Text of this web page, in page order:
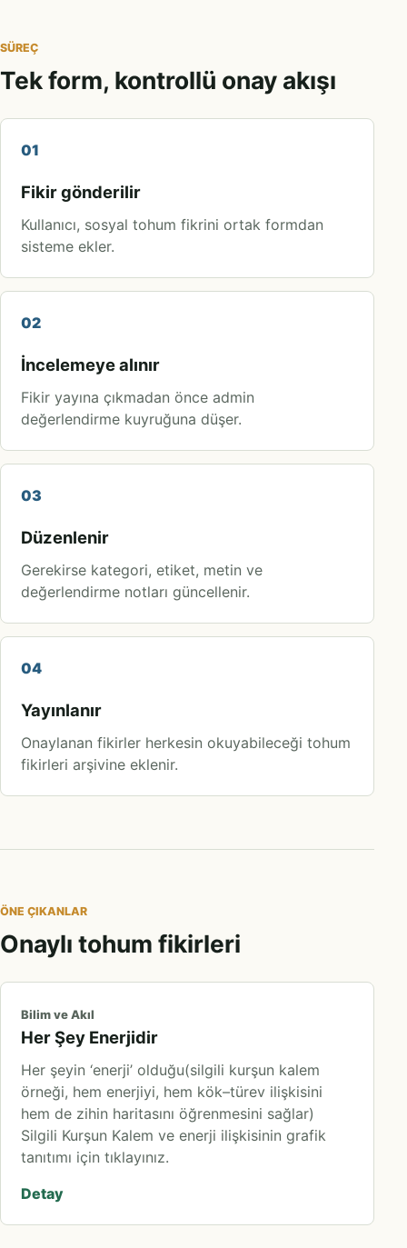
SÜREÇ
Tek form, kontrollü onay akışı
01
Fikir gönderilir
Kullanıcı, sosyal tohum fikrini ortak formdan
sisteme ekler.
02
İncelemeye alınır
Fikir yayına çıkmadan önce admin
değerlendirme kuyruğuna düşer.
03
Düzenlenir
Gerekirse kategori, etiket, metin ve
değerlendirme notları güncellenir.
04
Yayınlanır
Onaylanan fikirler herkesin okuyabileceği tohum
fikirleri arşivine eklenir.
ÖNE ÇIKANLAR
Onaylı tohum fikirleri
Bilim ve Akıl
Her Şey Enerjidir
Her şeyin ‘enerji’ olduğu(silgili kurşun kalem
örneği, hem enerjiyi, hem kök–türev ilişkisini
hem de zihin haritasını öğrenmesini sağlar)
Silgili Kurşun Kalem ve enerji ilişkisinin grafik
tanıtımı için tıklayınız.
Detay